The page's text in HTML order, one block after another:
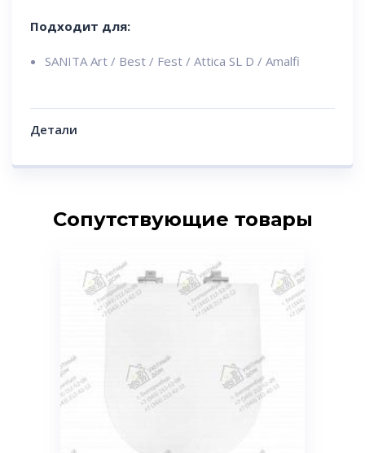
Подходит для:
SANITA Art / Best / Fest / Attica SL D / Amalfi
Детали
Сопутствующие товары